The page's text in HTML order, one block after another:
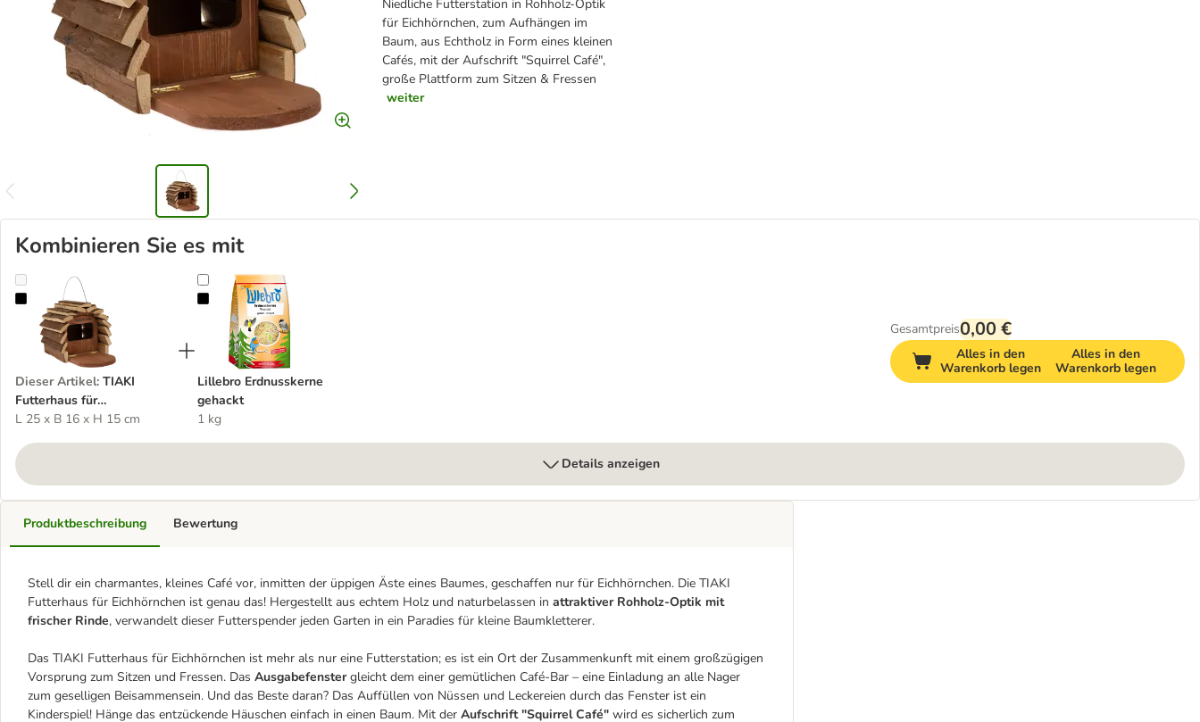
Niedliche Futterstation in Rohholz-Optik
für Eichhörnchen, zum Aufhängen im
Baum, aus Echtholz in Form eines kleinen
Cafés, mit der Aufschrift "Squirrel Café",
große Plattform zum Sitzen & Fressen
weiter
Kombinieren Sie es mit
TIAKI Futterhaus für Eichhörnchen
Dieser Artikel: TIAKI
Futterhaus für
Eichhörnchen
L 25 x B 16 x H 15 cm
Lillebro Erdnusskerne gehackt
Lillebro Erdnusskerne
gehackt
1 kg
Gesamtpreis0,00 €
Alles in den
Warenkorb legen
Alles in den
Warenkorb legen
Details anzeigen
Produktbeschreibung
Stell dir ein charmantes, kleines Café vor, inmitten der üppigen Äste eines Baumes, geschaffen nur für Eichhörnchen. Die TIAKI
Futterhaus für Eichhörnchen ist genau das! Hergestellt aus echtem Holz und naturbelassen in attraktiver Rohholz-Optik mit
frischer Rinde, verwandelt dieser Futterspender jeden Garten in ein Paradies für kleine Baumkletterer.
Das TIAKI Futterhaus für Eichhörnchen ist mehr als nur eine Futterstation; es ist ein Ort der Zusammenkunft mit einem großzügigen
Vorsprung zum Sitzen und Fressen. Das Ausgabefenstergleicht dem einer gemütlichen Café-Bar – eine Einladung an alle Nager
zum geselligen Beisammensein. Und das Beste daran? Das Auffüllen von Nüssen und Leckereien durch das Fenster ist ein
Kinderspiel! Hänge das entzückende Häuschen einfach in einen Baum. Mit der Aufschrift "Squirrel Café" wird es sicherlich zum
Bewertung